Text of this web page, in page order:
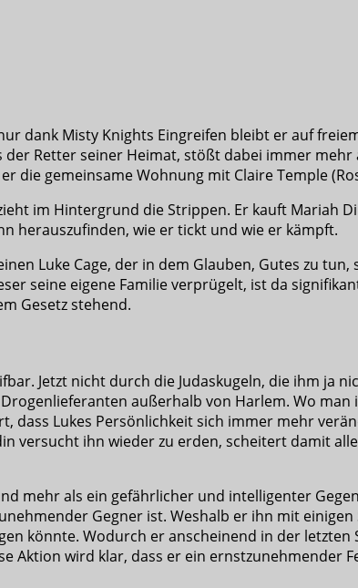
dank Misty Knights Eingreifen bleibt er auf
Retter seiner Heimat, stößt dabei immer
die gemeinsame Wohnung mit Claire Temple
im Hintergrund die Strippen. Er kauft Mariah
herauszufinden, wie er tickt und wie er kämpft.
Luke Cage, der in dem Glauben, Gutes zu
seine eigene Familie verprügelt, ist da
Gesetz stehend.
Jetzt nicht durch die Judaskugeln, die ihm ja
außerhalb von Harlem. Wo
dass Lukes Persönlichkeit sich immer mehr
versucht ihn wieder zu erden, scheitert damit
mehr als ein gefährlicher und intelligenter
Gegner ist. Weshalb er ihn mit
könnte. Wodurch er anscheinend in der
Aktion wird klar, dass er ein ernstzunehmender